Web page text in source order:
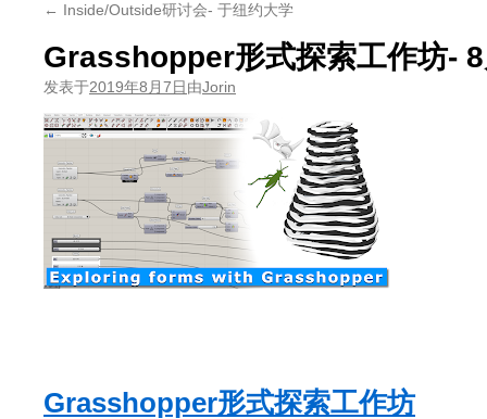
← Inside/Outside研讨会- 于纽约大学
Grasshopper形式探索工作坊-
发表于2019年8月7日由Jorin
Grasshopper形式探索工作坊